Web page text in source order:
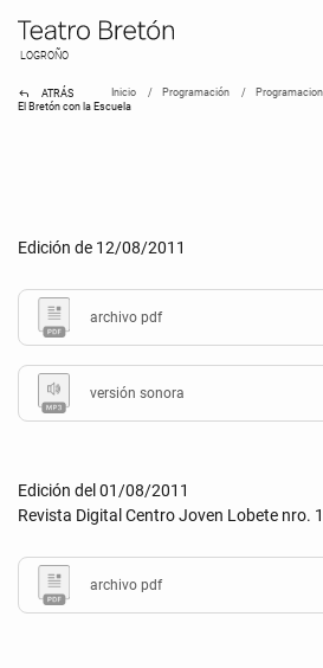
LOGROÑO
reply ATRÁS Inicio Programación
El Bretón con la Escuela
Edición de 12/08/2011
archivo pdf
versión sonora
Edición del 01/08/2011
Revista Digital Centro Joven Lobete nro.
archivo pdf